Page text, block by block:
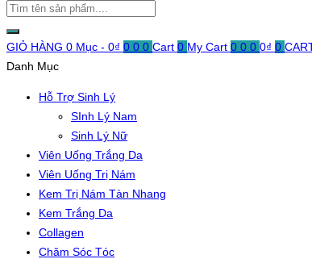
GIỎ HÀNG 0 Mục - 0₫ 0 0 0 Cart 0 My Cart 0 0 0 0₫ 0
Danh Mục
Hỗ Trợ Sinh Lý
SInh Lý Nam
Sinh Lý Nữ
Viên Uống Trắng Da
Viên Uống Trị Nám
Kem Trị Nám Tàn Nhang
Kem Trắng Da
Collagen
Chăm Sóc Tóc